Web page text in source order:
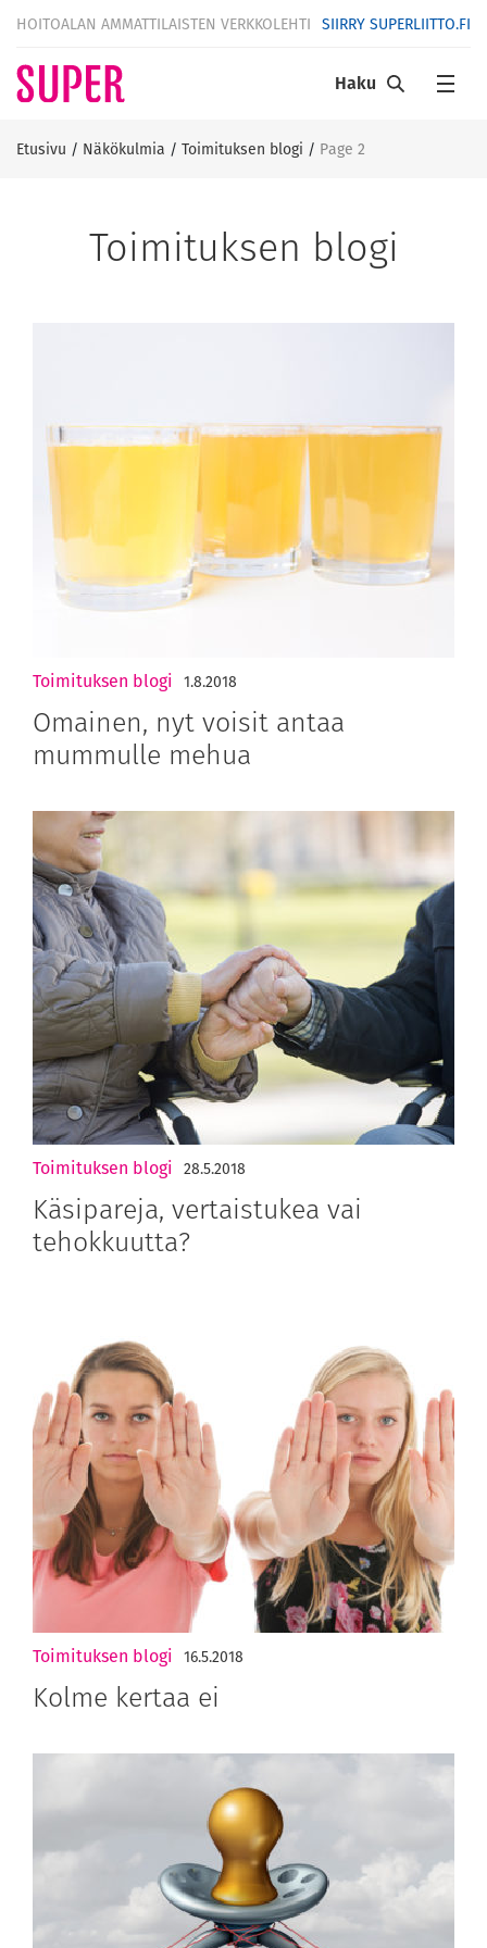
HOITOALAN AMMATTILAISTEN VERKKOLEHTI SIIRRY SUPERLIITTO.FI
Haku
Etusivu / Näkökulmia / Toimituksen blogi / Page 2
Toimituksen blogi
Toimituksen blogi 1.8.2018
Omainen, nyt voisit antaa
mummulle mehua
Toimituksen blogi 28.5.2018
Käsipareja, vertaistukea vai
tehokkuutta?
Toimituksen blogi 16.5.2018
Kolme kertaa ei